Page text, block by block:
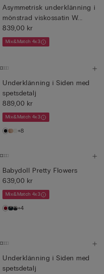
Asymmetrisk underklänning i
mönstrad viskossatin W...
839,00 kr
Mix&Match 4x3
Underklänning i Siden med
spetsdetalj
889,00 kr
Mix&Match 4x3
+8
Babydoll Pretty Flowers
639,00 kr
Mix&Match 4x3
+4
Underklänning i Siden med
spetsdetalj